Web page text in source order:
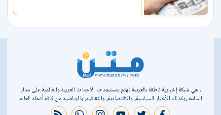
، هي شبكة إخبارية ناطقة بالعربية تهتم بمستجدات الأحداث العربية والعالمية على مدار
الساعة ،وكذلك الأخبار السياسية، والاقتصادية، والثقافية، والرياضية من كافة أنحاء العالم